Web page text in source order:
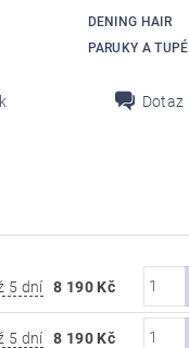
DENING HAIR
PARUKY A TUPÉ
Dotaz
5 dní 8 190 Kč
5 dní 8 190 Kč